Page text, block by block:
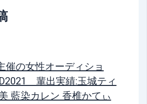
催の女性オーディショ
輩出実績:玉城ティ
藍染カレン 香椎かてぃ